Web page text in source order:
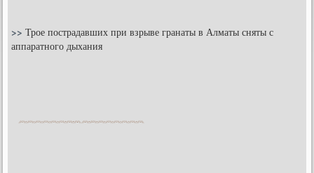
>>Трое пострадавших при взрыве гранаты в Алматы сняты с
аппаратного дыхания